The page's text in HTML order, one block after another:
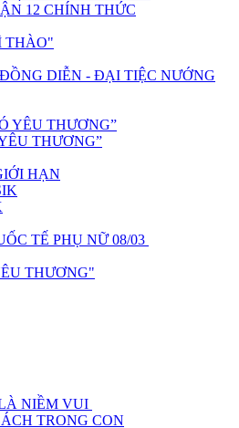
12 CHÍNH THỨC
THÀO"
DIỄN - ĐẠI TIỆC NƯỚNG
THƯƠNG”
HẠN
TẾ PHỤ NỮ 08/03
THƯƠNG"
NIỀM VUI